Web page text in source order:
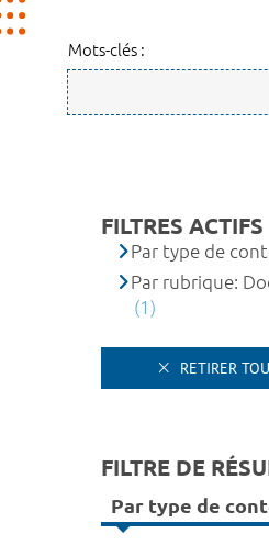
Mots-clés :
FILTRES ACTIFS
Par type de
Par rubrique:
(1)
RETIRER
FILTRE DE
Par type de